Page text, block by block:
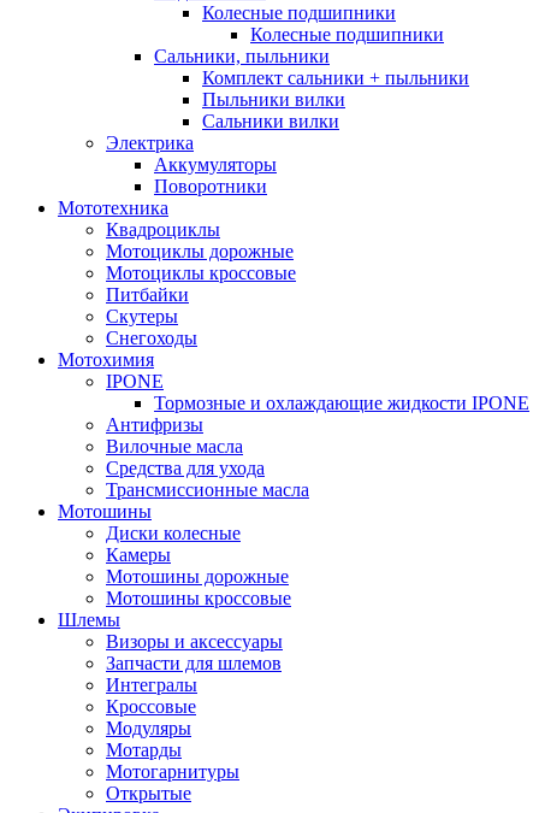
Колесные подшипники
Колесные подшипники
Сальники, пыльники
Комплект сальники + пыльники
Пыльники вилки
Сальники вилки
Электрика
Аккумуляторы
Поворотники
Мототехника
Квадроциклы
Мотоциклы дорожные
Мотоциклы кроссовые
Питбайки
Скутеры
Снегоходы
Мотохимия
IPONE
Тормозные и охлаждающие жидкости IPONE
Антифризы
Вилочные масла
Средства для ухода
Трансмиссионные масла
Мотошины
Диски колесные
Камеры
Мотошины дорожные
Мотошины кроссовые
Шлемы
Визоры и аксессуары
Запчасти для шлемов
Интегралы
Кроссовые
Модуляры
Мотарды
Мотогарнитуры
Открытые